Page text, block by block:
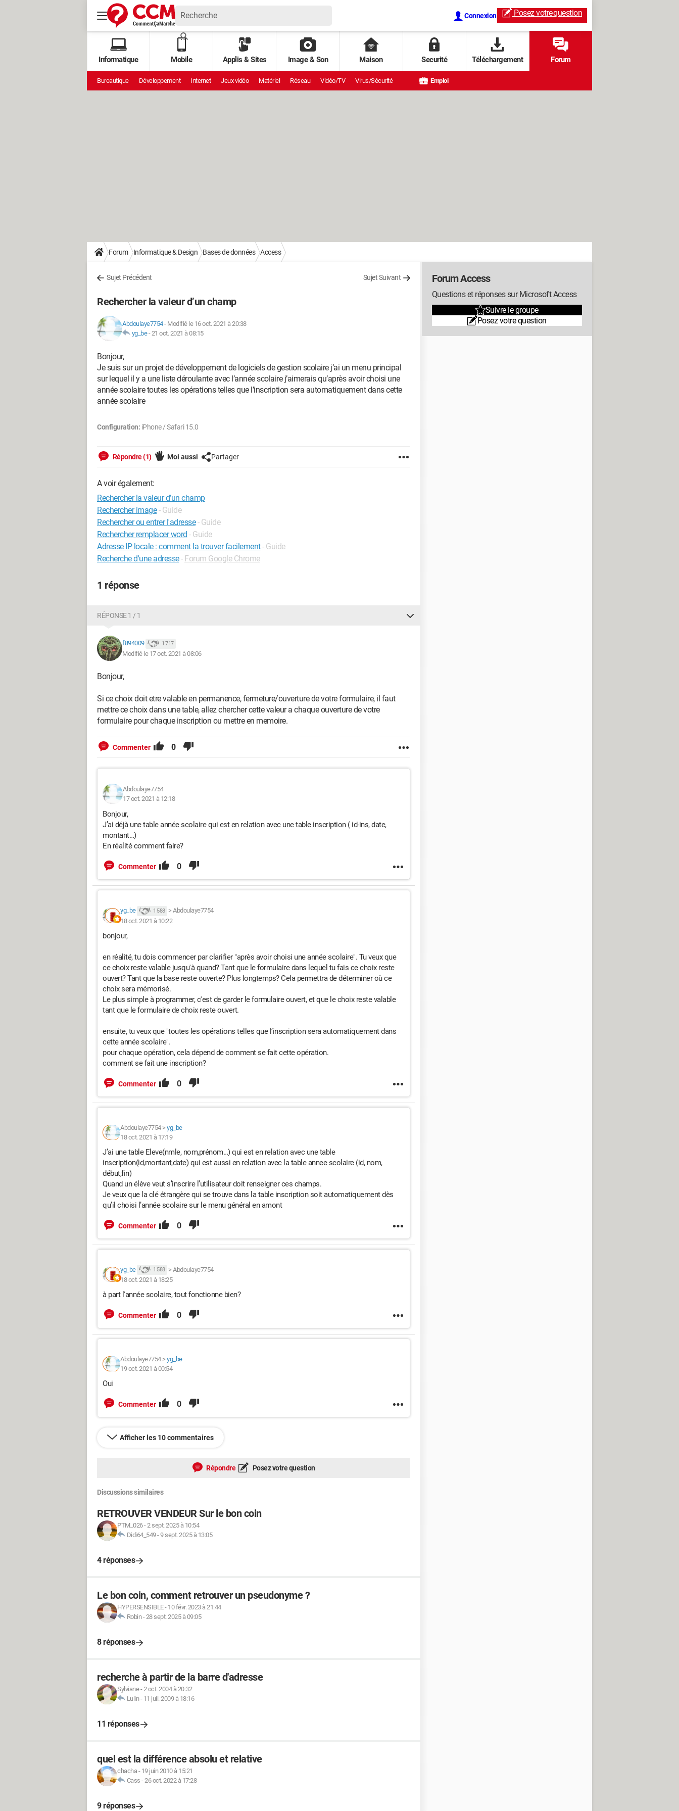
Connexion Posez votrequestion
Informatique Mobile Applis & Sites Image & Son Maison Securité Téléchargement Forum
Bureautique Développement Internet Jeux vidéo Matériel Réseau Vidéo/TV Virus/Sécurité Emploi
Forum Informatique & Design Bases de données Access
Sujet Précédent Sujet Suivant
Rechercher la valeur d’un champ
Abdoulaye7754- Modifié le 16 oct. 2021 à 20:38
yg_be-21 oct. 2021 à 08:15
Bonjour,
Je suis sur un projet de développement de logiciels de gestion scolaire j’ai un menu principal
sur lequel il y a une liste déroulante avec l’année scolaire j’aimerais qu’après avoir choisi une
année scolaire toutes les opérations telles que l’inscription sera automatiquement dans cette
année scolaire
Configuration: iPhone / Safari 15.0
Répondre (1) Moi aussi Partager
A voir également:
Rechercher la valeur d’un champ
Rechercher image - Guide
Rechercher ou entrer l'adresse - Guide
Rechercher remplacer word - Guide
Adresse IP locale : comment la trouver facilement- Guide
Recherche d'une adresse- Forum Google Chrome
1 réponse
RÉPONSE 1 / 1
f894009 1 717
Modifié le 17 oct. 2021 à 08:06
Bonjour,
Si ce choix doit etre valable en permanence, fermeture/ouverture de votre formulaire, il faut
mettre ce choix dans une table, allez chercher cette valeur a chaque ouverture de votre
formulaire pour chaque inscription ou mettre en memoire.
Commenter 0
Abdoulaye7754
17 oct. 2021 à 12:18
Bonjour,
J’ai déjà une table année scolaire qui est en relation avec une table inscription ( id-ins, date,
montant…)
En réalité comment faire?
Commenter 0
yg_be 1 588 > Abdoulaye7754
18 oct. 2021 à 10:22
bonjour,
en réalité, tu dois commencer par clarifier "après avoir choisi une année scolaire". Tu veux que
ce choix reste valable jusqu'à quand? Tant que le formulaire dans lequel tu fais ce choix reste
ouvert? Tant que la base reste ouverte? Plus longtemps? Cela permettra de déterminer où ce
choix sera mémorisé.
Le plus simple à programmer, c'est de garder le formulaire ouvert, et que le choix reste valable
tant que le formulaire de choix reste ouvert.
ensuite, tu veux que "toutes les opérations telles que l’inscription sera automatiquement dans
cette année scolaire".
pour chaque opération, cela dépend de comment se fait cette opération.
comment se fait une inscription?
Commenter 0
Abdoulaye7754> yg_be
18 oct. 2021 à 17:19
J’ai une table Eleve(nmle, nom,prénom…) qui est en relation avec une table
inscription(id,montant,date) qui est aussi en relation avec la table annee scolaire (id, nom,
début,fin)
Quand un élève veut s’inscrire l’utilisateur doit renseigner ces champs.
Je veux que la clé étrangère qui se trouve dans la table inscription soit automatiquement dès
qu’il choisi l’année scolaire sur le menu général en amont
Commenter 0
yg_be 1 588 > Abdoulaye7754
18 oct. 2021 à 18:25
à part l'année scolaire, tout fonctionne bien?
Commenter 0
Abdoulaye7754> yg_be
19 oct. 2021 à 00:54
Oui
Commenter 0
Afficher les 10 commentaires
Répondre Posez votre question
Discussions similaires
RETROUVER VENDEUR Sur le bon coin
PTM_026-2 sept. 2025 à 10:54
Didi64_549-9 sept. 2025 à 13:05
4 réponses
Le bon coin, comment retrouver un pseudonyme ?
HYPERSENSIBLE- 10 févr. 2023 à 21:44
Robin-28 sept. 2025 à 09:05
8 réponses
recherche à partir de la barre d'adresse
Sylviane-2 oct. 2004 à 20:32
Lulin- 11 juil. 2009 à 18:16
11 réponses
quel est la différence absolu et relative
chacha- 19 juin 2010 à 15:21
Cass -26 oct. 2022 à 17:28
9 réponses
Forum Access
Questions et réponses sur Microsoft Access
Suivre le groupe
Posez votre question